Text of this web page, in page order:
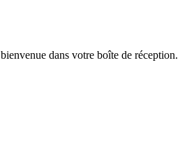
dans votre boîte de réception.